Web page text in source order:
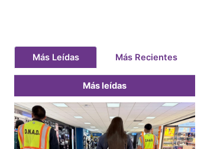
Más Leídas Más Recientes
Más leídas